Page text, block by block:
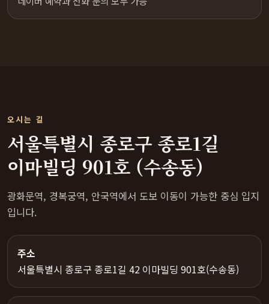
오시는 길
서울특별시 종로구 종로1길
이마빌딩 901호 (수송동)
광화문역, 경복궁역, 안국역에서 도보 이동이 가능한 중심 입지
입니다.
주소
서울특별시 종로구 종로1길 42 이마빌딩 901호(수송동)